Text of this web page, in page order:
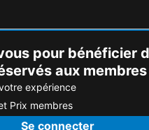
pour bénéficier
aux membres
expérience
Prix membres
Se connecter